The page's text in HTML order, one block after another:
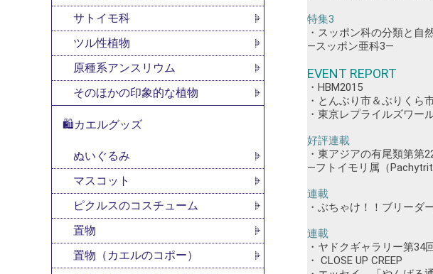
特集3
・スッポン科の分類と自
―スッポン亜科3―
EVENT REPORT
・HBM2015
・とんぶり市＆ぶりくら
・東京レプライルズワ
好評連載
・東アジアの有尾類第第
―フトイモリ属（
連載
・ぶちゃけ！！ブリー
連載
・ヤドクギャラリー第
・ CLOSE UP CREEP
サトイモ科
ツル性植物
原種系アンスリウム
そのほかの印象的な植物
🛍カエルグッズ
ぬいぐるみ
マスコット
ピクルスのコスチューム
置物
置物（カエルのコポー）